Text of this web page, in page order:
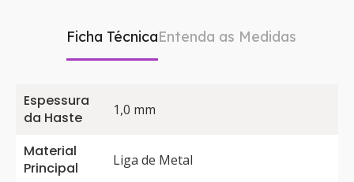
Ficha TécnicaEntenda as Medidas
Espessura
da Haste
1,0 mm
Material
Principal
Liga de Metal